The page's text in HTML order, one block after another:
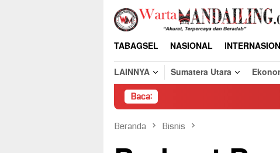
Loncat
konten
TABAGSEL NASIONAL
LAINNYA
Sumatera Utara
Baca:
Beranda Bisnis